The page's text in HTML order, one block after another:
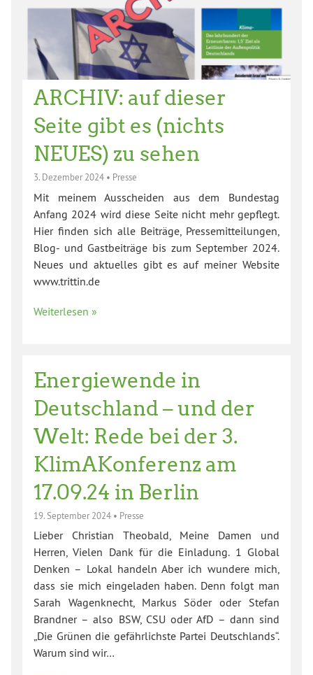
ARCHIV: auf dieser
Seite gibt es (nichts
NEUES) zu sehen
3. Dezember 2024 • Presse
Mit meinem Ausscheiden aus dem Bundestag
Anfang 2024 wird diese Seite nicht mehr gepflegt.
Hier finden sich alle Beiträge, Pressemitteilungen,
Blog- und Gastbeiträge bis zum September 2024.
Neues und aktuelles gibt es auf meiner Website
www.trittin.de
Weiterlesen »
Energiewende in
Deutschland – und der
Welt: Rede bei der 3.
KlimAKonferenz am
17.09.24 in Berlin
19. September 2024 • Presse
Lieber Christian Theobald, Meine Damen und
Herren, Vielen Dank für die Einladung. 1 Global
Denken – Lokal handeln Aber ich wundere mich,
dass sie mich eingeladen haben. Denn folgt man
Sarah Wagenknecht, Markus Söder oder Stefan
Brandner – also BSW, CSU oder AfD – dann sind
„Die Grünen die gefährlichste Partei Deutschlands“.
Warum sind wir…